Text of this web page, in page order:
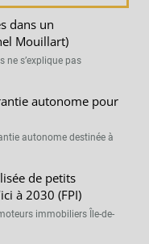
dans un
Mouillart)
ne s’explique pas
autonome pour
autonome destinée à
de petits
à 2030 (FPI)
immobiliers Île-de-